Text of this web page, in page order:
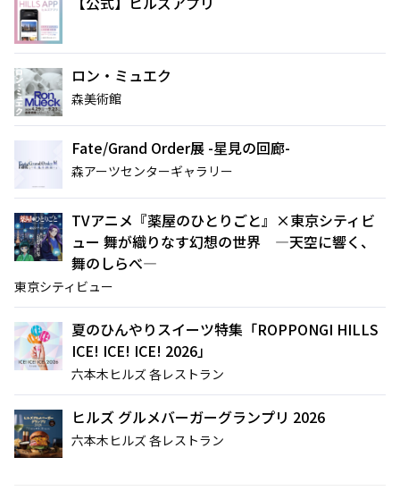
サイト内検索
ロン・ミュエク
森美術館
Fate/Grand Order展 -星見の回廊-
森アーツセンターギャラリー
TVアニメ『薬屋のひとりごと』×東京シティビ
ュー 舞が織りなす幻想の世界 ―天空に響く、
舞のしらべ―
東京シティビュー
夏のひんやりスイーツ特集「ROPPONGI HILLS
ICE! ICE! ICE! 2026」
六本木ヒルズ 各レストラン
ヒルズ グルメバーガーグランプリ 2026
六本木ヒルズ 各レストラン